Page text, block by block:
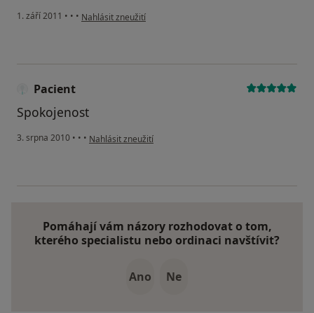
1. září 2011 • • • podle názoru uživatele Pacient
Nahlásit zneužití
Pacient
Spokojenost
3. srpna 2010 • • • podle názoru uživatele Pacient
Nahlásit zneužití
Pomáhají vám názory rozhodovat o tom,
kterého specialistu nebo ordinaci navštívit?
Ano Ne